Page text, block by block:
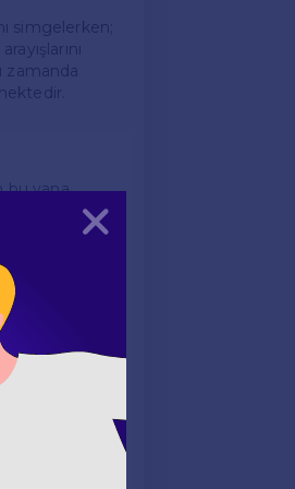
simgelerken;
zamanda
bu yana,
izlenmiştir.
ilgisini
zamanda
yere
gibi alt
gelmiştir.
Kapat